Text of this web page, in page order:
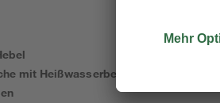
mit Heißwasserbegrenzung